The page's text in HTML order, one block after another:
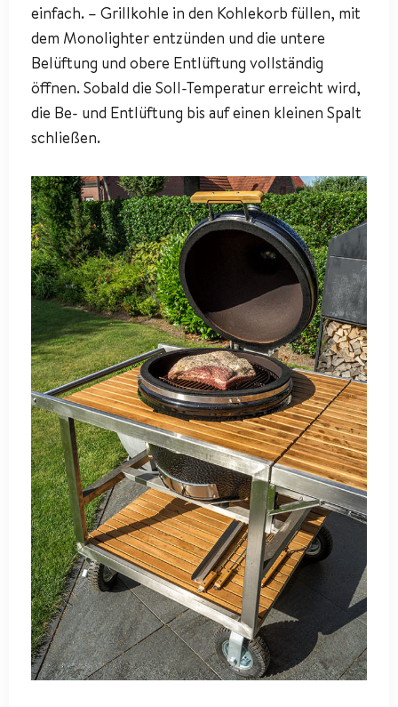
einfach. – Grillkohle in den Kohlekorb füllen, mit
dem Monolighter entzünden und die untere
Belüftung und obere Entlüftung vollständig
öffnen. Sobald die Soll-Temperatur erreicht wird,
die Be- und Entlüftung bis auf einen kleinen Spalt
schließen.